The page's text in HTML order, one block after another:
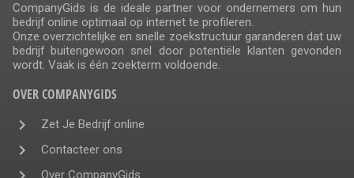
CompanyGids is de ideale partner voor ondernemers om hun
bedrijf online optimaal op internet te profileren.
Onze overzichtelijke en snelle zoekstructuur garanderen dat uw
bedrijf buitengewoon snel door potentiële klanten gevonden
wordt. Vaak is één zoekterm voldoende.
OVER COMPANYGIDS
Zet Je Bedrijf online
Contacteer ons
Over CompanyGids